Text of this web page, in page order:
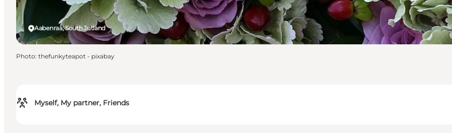
Myself, My partner, Friends
Aabenraa, South Jutland
Photo: thefunkyteapot - pixabay